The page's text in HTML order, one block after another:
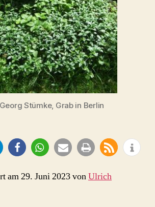
Stümke, Grab in Berlin
am 29. Juni 2023 vonUlrich